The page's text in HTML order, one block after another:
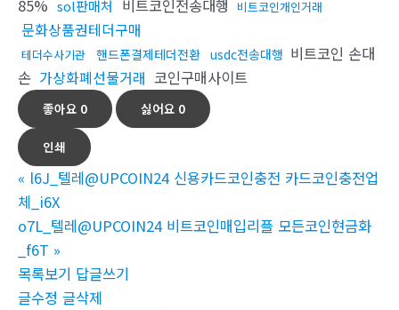
85% sol판매처 비트코인전송대행 비트코인개인거래
문화상품권테더구매
테더수사기관 핸드폰결제테더전환 usdc전송대행 비트코인 손대
손 가상화폐선물거래 코인구매사이트
좋아요 0 싫어요 0
인쇄
« l6J_텔레@UPCOIN24 신용카드코인충전 카드코인충전업
체_i6X
o7L_텔레@UPCOIN24 비트코인매입리플 모든코인현금화
_f6T »
목록보기 답글쓰기
글수정 글삭제